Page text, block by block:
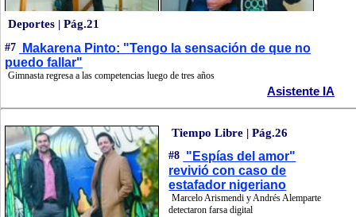
Deportes | Pág.21
#7
Makarena Pinto: "Tengo la sensación de que no
puedo fallar"
Gimnasta regresa a las competencias luego de tres años
Asistente IA
Tiempo Libre | Pág.26
#8 "Espías del amor"
revivió con caso de
estafador nigeriano
Marcelo Arismendi y Andrés Alemparte
detectaron farsa digital